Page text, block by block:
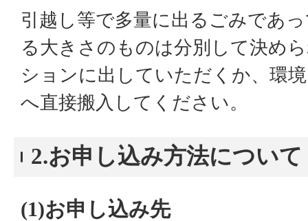
引越し等で多量に出るごみであ
る大きさのものは分別して決め
ションに出していただくか、環
へ直接搬入してください。
2.お申し込み方法について
(1)お申し込み先